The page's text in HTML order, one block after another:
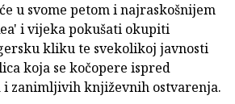
u svome petom i najraskošnijem
i vijeka pokušati okupiti
kliku te svekolikoj javnosti
koja se kočopere ispred
i zanimljivih književnih ostvarenja.